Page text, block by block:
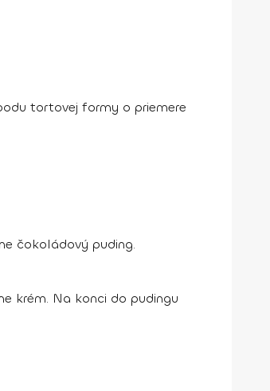
tortovej formy o priemere
čokoládový puding.
krém. Na konci do pudingu